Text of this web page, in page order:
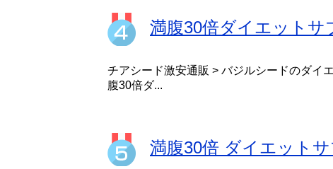
満腹30倍ダイエット
チアシード激安通販 > バジルシードのダイ
腹30倍ダ...
満腹30倍 ダイエット